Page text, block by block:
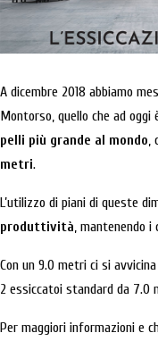
A dicembre 2018 abbiamo
Montorso, quello che ad oggi
pelli più grande al mondo,
metri.
L’utilizzo di piani di queste
produttività, mantenendo
Con un 9.0 metri ci si
2 essiccatoi standard da 7.0
Per maggiori informazioni e